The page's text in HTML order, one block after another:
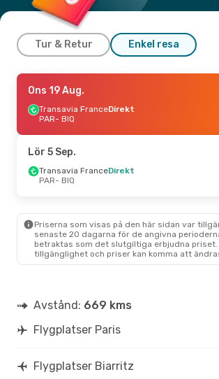
Tur & Retur Enkel resa
Lör 12 Sep.- Mån 14 Sep.
Transavia FranceDirekt
PAR- BIQ
BIQ- PAR
Ons 19 Aug.
Transavia FranceDirekt
PAR- BIQ
Lör 5 Sep.
Transavia FranceDirekt
PAR- BIQ
Priserna som visas på den här sidan var
senaste 20 dagarna för de angivna
betraktas som det slutgiltiga erbjudna
tillgänglighet och priser kan komma att
Avstånd: 669 kms
Flygplatser Paris
Flygplatser Biarritz